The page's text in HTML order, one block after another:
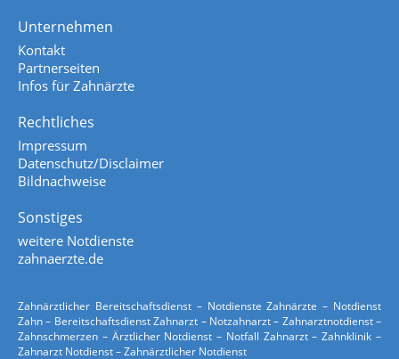
Unternehmen
Kontakt
Partnerseiten
Infos für Zahnärzte
Rechtliches
Impressum
Datenschutz/Disclaimer
Bildnachweise
Sonstiges
weitere Notdienste
zahnaerzte.de
Zahnärztlicher Bereitschaftsdienst – Notdienste Zahnärzte – Notdienst
Zahn – Bereitschaftsdienst Zahnarzt – Notzahnarzt – Zahnarztnotdienst –
Zahnschmerzen – Ärztlicher Notdienst – Notfall Zahnarzt – Zahnklinik –
Zahnarzt Notdienst – Zahnärztlicher Notdienst